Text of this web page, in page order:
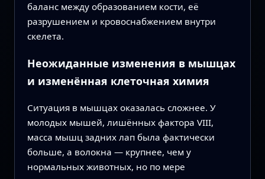
баланс между образованием кости, её
разрушением и кровоснабжением внутри
скелета.
Неожиданные изменения в мышцах
и изменённая клеточная химия
Ситуация в мышцах оказалась сложнее. У
молодых мышей, лишённых фактора VIII,
масса мышц задних лап была фактически
больше, а волокна — крупнее, чем у
нормальных животных, но по мере